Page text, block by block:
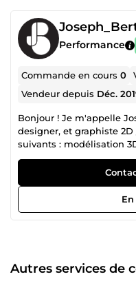
Performance
Commande en cours0
Vendeur depuis Déc.
Bonjour ! Je m'appelle
designer, et graphiste
suivants : modélisation 3D de produits; conception et le
design de produits;
pour le e-commerce ;
(listing Amazon et
d'utilisation ou guide
de produits et services ;
l'esthétique visuelle, la
artificielles. Contactez
Autres services de